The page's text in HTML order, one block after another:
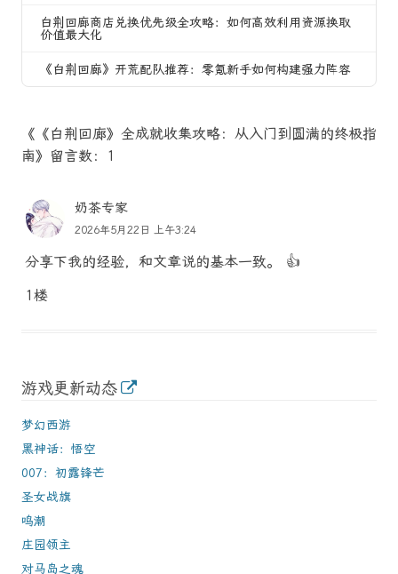
白荆回廊商店兑换优先级全攻略：如何高效利用资源换取
价值最大化
《白荆回廊》开荒配队推荐：零氪新手如何构建强力阵容
《《白荆回廊》全成就收集攻略：从入门到圆满的终极指
南》留言数：1
奶茶专家
2026年5月22日 上午3:24
分享下我的经验，和文章说的基本一致。 👍
1楼
游戏更新动态
梦幻西游
黑神话：悟空
007：初露锋芒
圣女战旗
鸣潮
庄园领主
对马岛之魂